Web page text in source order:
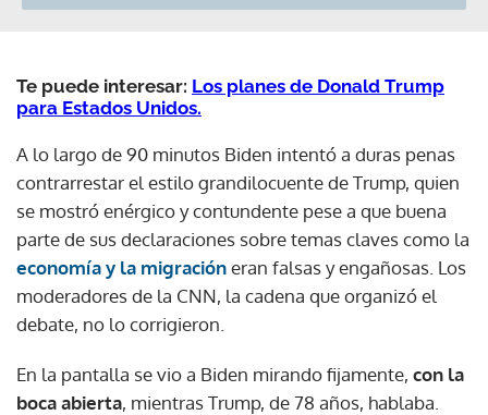
Te puede interesar: Los planes de Donald Trump
para Estados Unidos.
A lo largo de 90 minutos Biden intentó a duras penas
contrarrestar el estilo grandilocuente de Trump, quien
se mostró enérgico y contundente pese a que buena
parte de sus declaraciones sobre temas claves como la
economía y la migracióneran falsas y engañosas. Los
moderadores de la CNN, la cadena que organizó el
debate, no lo corrigieron.
En la pantalla se vio a Biden mirando fijamente, con la
boca abierta, mientras Trump, de 78 años, hablaba.